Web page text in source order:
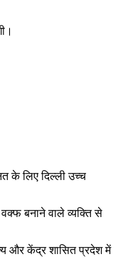
के लिए दिल्ली उच्च
वक्फ बनाने वाले व्यक्ति से
और केंद्र शासित प्रदेश में